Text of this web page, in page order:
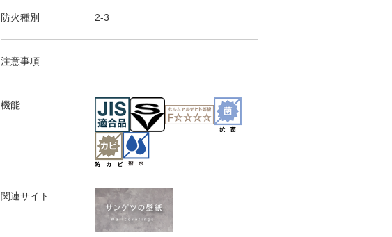
防火種別 2-3
注意事項
機能
関連サイト